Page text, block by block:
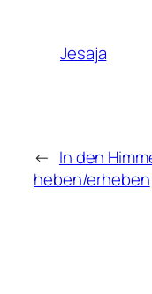
Jesaja
← In den
heben/erheben